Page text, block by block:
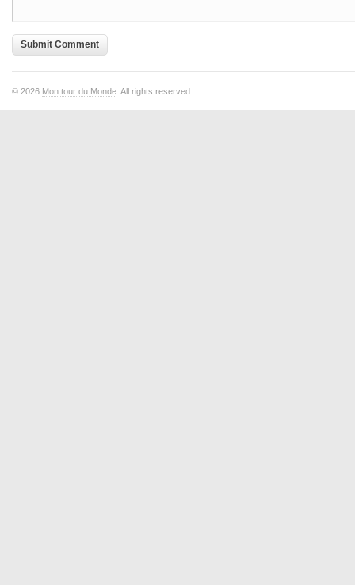
© 2026 Mon tour du Monde . All rights reserved.